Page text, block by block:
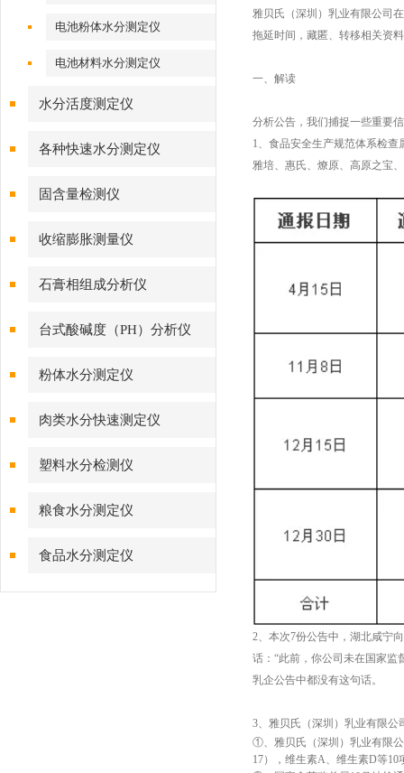
电池粉体水分测定仪
电池材料水分测定仪
水分活度测定仪
各种快速水分测定仪
固含量检测仪
收缩膨胀测量仪
石膏相组成分析仪
台式酸碱度（PH）分析仪
粉体水分测定仪
肉类水分快速测定仪
塑料水分检测仪
粮食水分测定仪
食品水分测定仪
雅贝氏（深圳）乳业有限公司
拖延时间，藏匿、转移相关资
一、解读
分析公告，我们捕捉一些重要
1、食品安全生产规范体系检查
雅培、惠氏、燎原、高原之宝
2、本次7份公告中，湖北咸宁
话：“此前，你公司未在国家监
乳企公告中都没有这句话。
3、雅贝氏（深圳）乳业有限
①、雅贝氏（深圳）乳业有限
17），维生素A、维生素D等